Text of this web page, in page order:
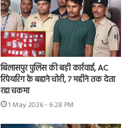
बिलासपुर पुलिस की बड़ी कार्रवाई, AC
रिपेयरिंग के बहाने चोरी, 7 महीने तक देता
रहा चकमा
1 May 2026 - 6:28 PM